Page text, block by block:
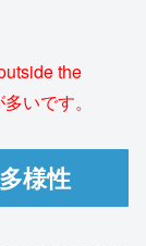
the
いです。
様性